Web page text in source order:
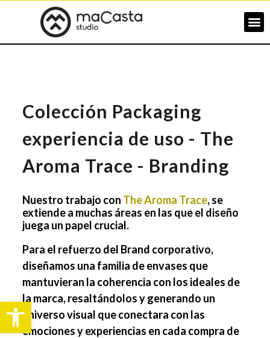
Abrir barra de herramientas
Colección Packaging
experiencia de uso - The
Aroma Trace - Branding
Nuestro trabajo con The Aroma Trace, se
extiende a muchas áreas en las que el diseño
juega un papel crucial.
Para el refuerzo del Brand corporativo,
diseñamos una familia de envases que
mantuvieran la coherencia con los ideales de
la marca, resaltándolos y generando un
universo visual que conectara con las
emociones y experiencias en cada compra de